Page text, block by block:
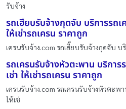
รับจ้าง
รถเฮี๊ยบรับจ้างกุดจับ บริการรถเ
ให้เช่ารถเครน ราคาถูก
เครนรับจ้าง.com รถเฮี๊ยบรับจ้างกุดจับ บ
รถเครนรับจ้างหัวตะพาน บริการ
เช่า ให้เช่ารถเครน ราคาถูก
เครนรับจ้าง.com รถเครนรับจ้างหัวตะพ
ให้เช่